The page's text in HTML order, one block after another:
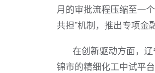
月的审批流程压缩至一
共担”机制，推出专项金
在创新驱动方面，
锦市的精细化工中试平